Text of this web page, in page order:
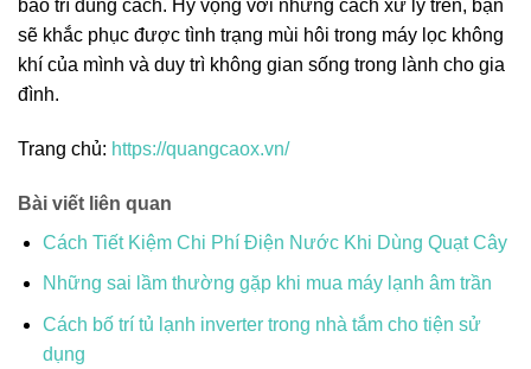
bảo trì đúng cách. Hy vọng với những cách xử lý trên, bạn
sẽ khắc phục được tình trạng mùi hôi trong máy lọc không
khí của mình và duy trì không gian sống trong lành cho gia
đình.
Trang chủ: https://quangcaox.vn/
Bài viết liên quan
Cách Tiết Kiệm Chi Phí Điện Nước Khi Dùng Quạt Cây
Những sai lầm thường gặp khi mua máy lạnh âm trần
Cách bố trí tủ lạnh inverter trong nhà tắm cho tiện sử
dụng